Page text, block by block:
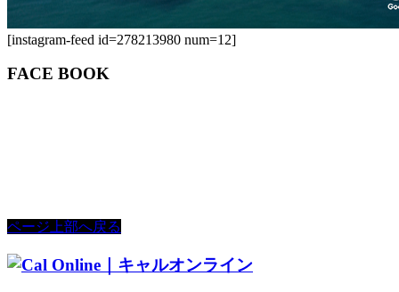
[instagram-feed id=278213980 num=12]
FACE BOOK
ページ上部へ戻る